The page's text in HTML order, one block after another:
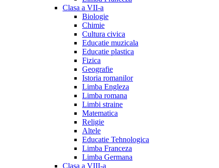
Clasa a VII-a
Biologie
Chimie
Cultura civica
Educatie muzicala
Educatie plastica
Fizica
Geografie
Istoria romanilor
Limba Engleza
Limba romana
Limbi straine
Matematica
Religie
Altele
Educatie Tehnologica
Limba Franceza
Limba Germana
Clasa a VIII-a